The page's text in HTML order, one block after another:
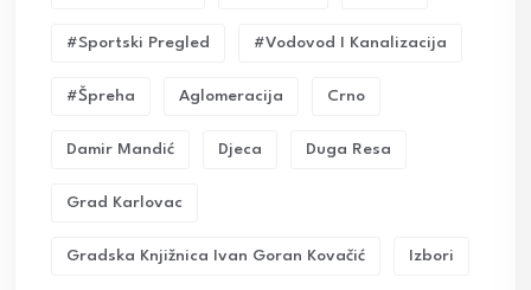
#sportski Pregled #vodovod I Kanalizacija
#Špreha Aglomeracija Crno
Damir Mandić Djeca Duga Resa
Grad Karlovac
Gradska Knjižnica Ivan Goran Kovačić Izbori